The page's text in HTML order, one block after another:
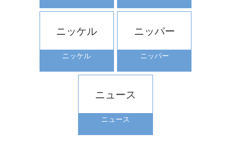
ニッケル
ニッケル
ニッパー
ニッパー
ニュース
ニュース